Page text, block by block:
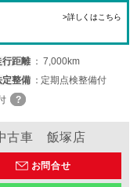
>詳しくはこちら
行距離
7,000km
定整備
定期点検整備付
古車 飯塚店
お問合せ